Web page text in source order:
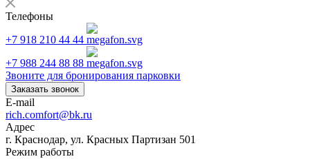
Телефоны
+7 918 210 44 44
+7 988 244 88 88
Звоните для бронирования парковки
Заказать звонок
E-mail
rich.comfort@bk.ru
Адрес
г. Краснодар, ул. Красных Партизан 501
Режим работы